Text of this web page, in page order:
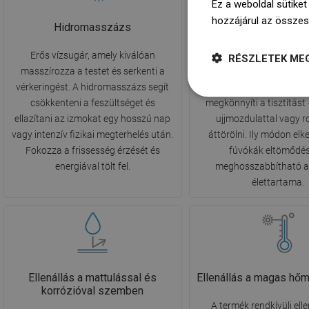
Hidromasszázs
Erős vízsugár, amely kiválóan
masszírozza a testet és serkenti a
vérkeringést. A hidromasszázs segít
csökkenteni a feszültséget és
ellazítani az izmokat egy hosszú nap
vagy intenzív fizikai megterhelés után.
Fokozza a frissesség érzését és
energiával tölt fel.
AntiCalc
A rendszer szilikonos
megkönnyíti a tisztítást
ujjmozdulattal vagy
áttörölni. Ily módon
fúvókák
meghosszabbítható
élettartama.
Ellenállás a mattulással és
korrózióval szemben
Ellenállás a magas
A termék rendkívüli
Ez a weboldal
hozzájárul az
RÉSZLETEK